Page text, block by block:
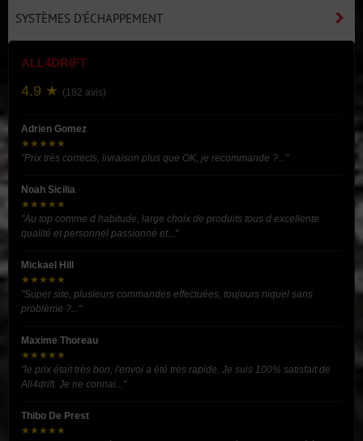
SYSTÈMES D'ÉCHAPPEMENT
ALL4DRIFT
4.9 ★ (182 avis)
Adrien Gomez
★★★★★
"Prix très corrects, livraison plus que OK, je recommande ?..."
Noah Sicilia
★★★★★
"Au top comme d habitude, large choix de produits tous d excellente
qualité et personnel passionné et..."
Mickael Hill
★★★★★
"Super site, plusieurs commandes effectuées, toujours niquel sans
problème ?..."
Maxime Thoreau
★★★★★
"le prix était très bon, l'envoi a été très rapide. Je suis 100% satisfait de
All4drift. Je ne connai..."
Thibo De Prest
★★★★★